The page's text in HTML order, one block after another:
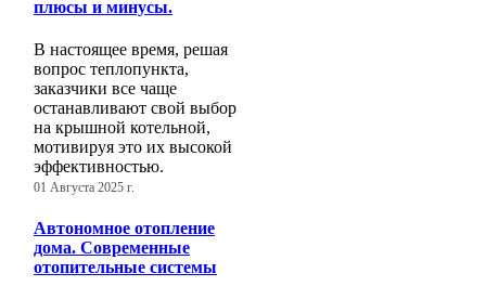
плюсы и минусы.
В настоящее время, решая
вопрос теплопункта,
заказчики все чаще
останавливают свой выбор
на крышной котельной,
мотивируя это их высокой
эффективностью.
01 Августа 2025 г.
Автономное отопление
дома. Современные
отопительные системы